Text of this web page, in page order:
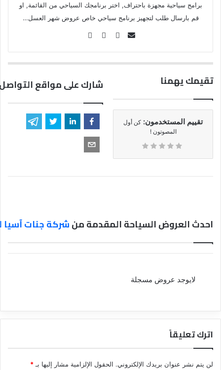
برامج سياحية مجهزة باحتراف, اختر برنامجك السياحي من القائمة, او
قم بارسال طلب لتجهيز برنامج سياحي خاص عروض شهر العسل…
Se
an
تقيمك يهمنا
تقييم المستخدمون: كن أول
المصوتون !
شارك على مواقع
احدث العروض السياحة المقدمة منشركة جنات آسيا
لايوجد عروض مسجلة
اترك تعليقاً
لن يتم نشر عنوان بريدك الإلكتروني. الحقول الإلزامية مشار إليها بـ*